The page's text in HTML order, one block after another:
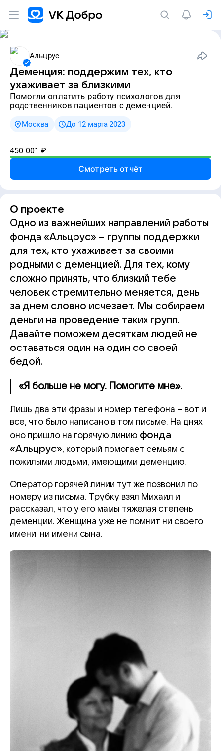
Альцрус
Деменция: поддержим тех, кто
ухаживает за близкими
Помогли оплатить работу психологов для
родственников пациентов с деменцией.
Москва До 12 марта 2023
450 001 ₽
Смотреть отчёт
О проекте
Одно из важнейших направлений работы
фонда «Альцрус» – группы поддержки
для тех, кто ухаживает за своими
родными с деменцией. Для тех, кому
сложно принять, что близкий тебе
человек стремительно меняется, день
за днем словно исчезает. Мы собираем
деньги на проведение таких групп.
Давайте поможем десяткам людей не
оставаться один на один со своей
бедой.
«Я больше не могу. Помогите мне».
Лишь два эти фразы и номер телефона – вот и
все, что было написано в том письме. На днях
оно пришло на горячую линию фонда
«Альцрус», который помогает семьям с
пожилыми людьми, имеющими деменцию.
Оператор горячей линии тут же позвонил по
номеру из письма. Трубку взял Михаил и
рассказал, что у его мамы тяжелая степень
деменции. Женщина уже не помнит ни своего
имени, ни имени сына.